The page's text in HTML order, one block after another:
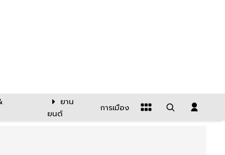
ยาน
ยนต์
การเมือง